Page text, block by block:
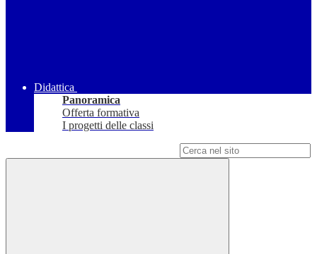
Didattica
Panoramica
Offerta formativa
I progetti delle classi